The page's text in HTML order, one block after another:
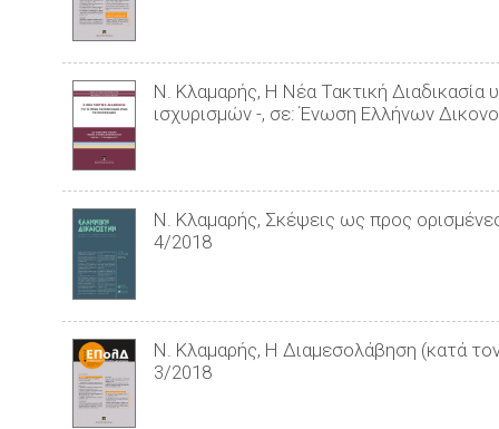
Ν. Κλαμαρής, Η Νέα Τακτική
ισχυρισμών -, σε: Ένωση Ελλήνων
Ν. Κλαμαρής, Σκέψεις ως προς
4/2018
Ν. Κλαμαρής, H Διαµεσολάβηση (κατά
3/2018